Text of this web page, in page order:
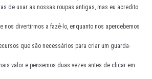
de usar as nossas roupas antigas, mas eu acredito
nos divertirmos a fazê-lo, enquanto nos apercebemos
que são necessários para criar um guarda-
valor e pensemos duas vezes antes de clicar em